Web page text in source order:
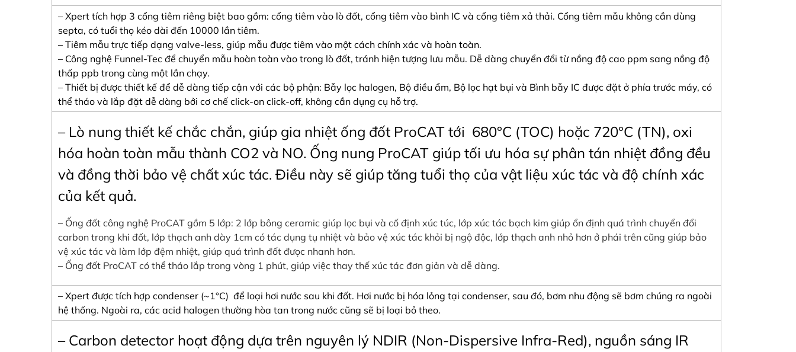
– Xpert tích hợp 3 cổng tiêm riêng biệt bao gồm: cổng tiêm vào lò đốt, cổng tiêm vào bình IC và cổng tiêm xả thải. Cổng tiêm mẫu không cần dùng
septa, có tuổi thọ kéo dài đến 10000 lần tiêm.
– Tiêm mẫu trực tiếp dạng valve-less, giúp mẫu được tiêm vào một cách chính xác và hoàn toàn.
– Công nghệ Funnel-Tec để chuyển mẫu hoàn toàn vào trong lò đốt, tránh hiện tượng lưu mẫu. Dễ dàng chuyển đổi từ nồng độ cao ppm sang nồng độ
thấp ppb trong cùng một lần chạy.
– Thiết bị được thiết kế để dễ dàng tiếp cận với các bộ phận: Bẫy lọc halogen, Bộ điều ẩm, Bộ lọc hạt bụi và Bình bẫy IC được đặt ở phía trước máy, có
thể tháo và lắp đặt dễ dàng bởi cơ chế click-on click-off, không cần dụng cụ hỗ trợ.
– Lò nung thiết kế chắc chắn, giúp gia nhiệt ống đốt ProCAT tới 680°C (TOC) hoặc 720°C (TN), oxi
hóa hoàn toàn mẫu thành CO2 và NO. Ống nung ProCAT giúp tối ưu hóa sự phân tán nhiệt đồng đều
và đồng thời bảo vệ chất xúc tác. Điều này sẽ giúp tăng tuổi thọ của vật liệu xúc tác và độ chính xác
của kết quả.
– Ống đốt công nghệ ProCAT gồm 5 lớp: 2 lớp bông ceramic giúp lọc bụi và cố định xúc túc, lớp xúc tác bạch kim giúp ổn định quá trình chuyển đổi
carbon trong khi đốt, lớp thạch anh dày 1cm có tác dụng tụ nhiệt và bảo vệ xúc tác khỏi bị ngộ độc, lớp thạch anh nhỏ hơn ở phái trên cũng giúp bảo
vệ xúc tác và làm lớp đệm nhiệt, giúp quá trình đốt đưọc nhanh hơn.
– Ống đốt ProCAT có thể tháo lắp trong vòng 1 phút, giúp việc thay thế xúc tác đơn giản và dễ dàng.
– Xpert được tích hợp condenser (~1°C) để loại hơi nước sau khi đốt. Hơi nước bị hóa lỏng tại condenser, sau đó, bơm nhu động sẽ bơm chúng ra ngoài
hệ thống. Ngoài ra, các acid halogen thường hòa tan trong nước cũng sẽ bị loại bỏ theo.
– Carbon detector hoạt động dựa trên nguyên lý NDIR (Non-Dispersive Infra-Red), nguồn sáng IR